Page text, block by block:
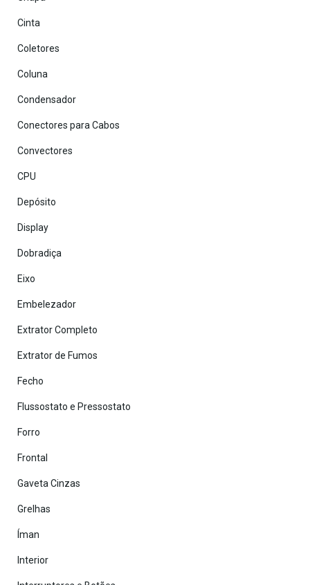
Cinta
Coletores
Coluna
Condensador
Conectores para Cabos
Convectores
CPU
Depósito
Display
Dobradiça
Eixo
Embelezador
Extrator Completo
Extrator de Fumos
Fecho
Flussostato e Pressostato
Forro
Frontal
Gaveta Cinzas
Grelhas
Íman
Interior